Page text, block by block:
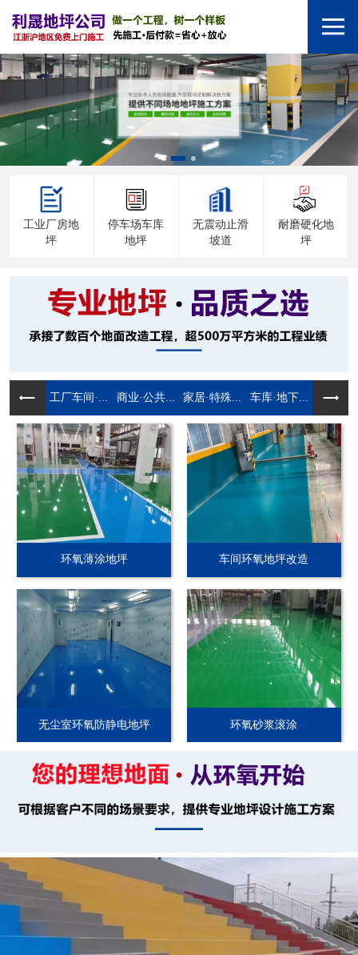
工业厂房地
坪
停车场车库
地坪
无震动止滑
坡道
耐磨硬化地
坪
工厂车间·... 商业·公共... 家居·特殊... 车库·地下...
环氧薄涂地坪 车间环氧地坪改造
无尘室环氧防静电地坪 环氧砂浆滚涂